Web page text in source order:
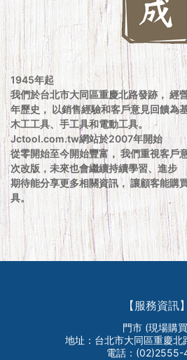
1945年起
我們於台北市大同區重慶北路發跡， 經
年歷史， 以銷售經驗和客戶意見回饋為
木工工具、手工具和電動工具。
Jctool.com.tw網站於2007年開始
從零開始至今開始豐富， 我們重視客戶
次改版，未來也會繼續持續學習、進步
期待能分享更多相關資訊， 讓顧客能購
具。
【服務資訊】
門市 (現場購
地址：台北市大同區重慶北
電話：(02)2555-